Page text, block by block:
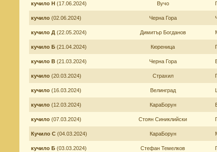
кучило Н (17.06.2024) Вучо
кучило (02.06.2024) Черна Гора
кучило Д (22.05.2024) Димитър Богданов
кучило Б (21.04.2024) Кюреница
кучило В (21.03.2024) Черна Гора
кучило (20.03.2024) Страхил
кучило (16.03.2024) Велинград
кучило (12.03.2024) КараБорун
кучило (07.03.2024) Стоян Синиклийски
Кучило С (04.03.2024) КараБорун
кучило Б (03.03.2024) Стефан Темелков